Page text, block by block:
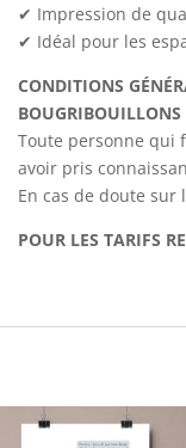
✔ Impression de
✔ Idéal pour les
CONDITIONS
BOUGRIBOUILLONS
Toute personne qui
avoir pris
En cas de doute sur
POUR LES TARIFS